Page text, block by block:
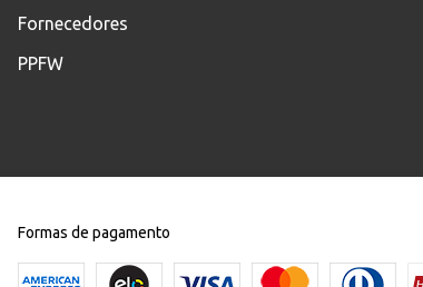
Fornecedores
PPFW
Formas de pagamento